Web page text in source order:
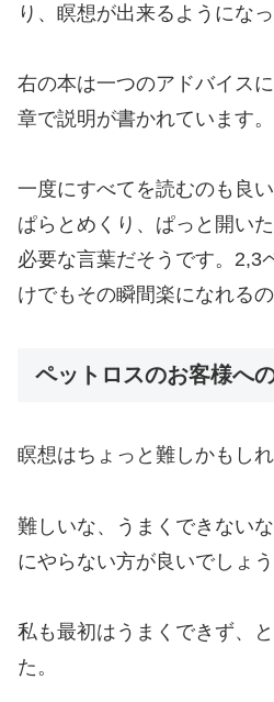
り、瞑想が出来るようにな
右の本は一つのアドバイス
章で説明が書かれています。
一度にすべてを読むのも良
ぱらとめくり、ぱっと開い
必要な言葉だそうです。2,3
けでもその瞬間楽になれる
ペットロスのお客様へ
瞑想はちょっと難しかもしれ
難しいな、うまくできない
にやらない方が良いでしょう
私も最初はうまくできず、
た。